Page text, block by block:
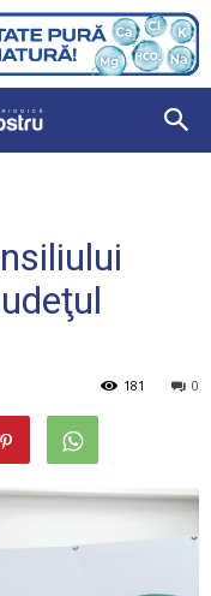
0
181